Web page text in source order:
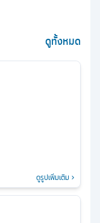
ดูทั้งหมด
ดูรูปเพิ่มเติม